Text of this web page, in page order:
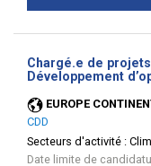
Chargé.e de
Développement
EUROPE
CDD
Secteurs d'activité :
Date limite de